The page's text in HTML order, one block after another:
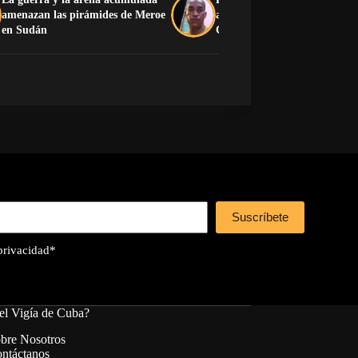
amenazan las pirámides de Meroe
en Sudán
asesinato de ganadero en
Guantánamo
Suscríbete
*
Vigía de Cuba?
Nosotros